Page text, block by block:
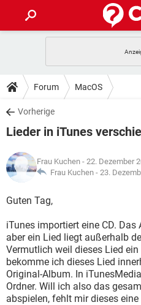
ANDROID
WINDOWS 10
WHATSAPP
FACEBOOK
TIPPS & TRICKS
SPIELE
WHATSAPP
FACEBOOK
DOWNLOADS
SPIELE
ANDROID
WINDOWS 10
WHATSAPP
SPIELE
ANDROID
WINDOWS 10
WHATSAPP
FACEBOOK
LEXIKON
SPIELE
WINDOWS 10
WHATSAPP
FACEBOOK
Forum MacOS
Vorherige
Lieder in iTunes
Frau Kuchen - 22. Dezember
Frau Kuchen - 23.
Guten Tag,
iTunes importiert eine CD.
aber ein Lied liegt außerhalb
Vermutlich weil dieses Lied
bekomme ich dieses Lied
Original-Album. In
Ordner. Will ich also das
abspielen, fehlt mir dieses eine